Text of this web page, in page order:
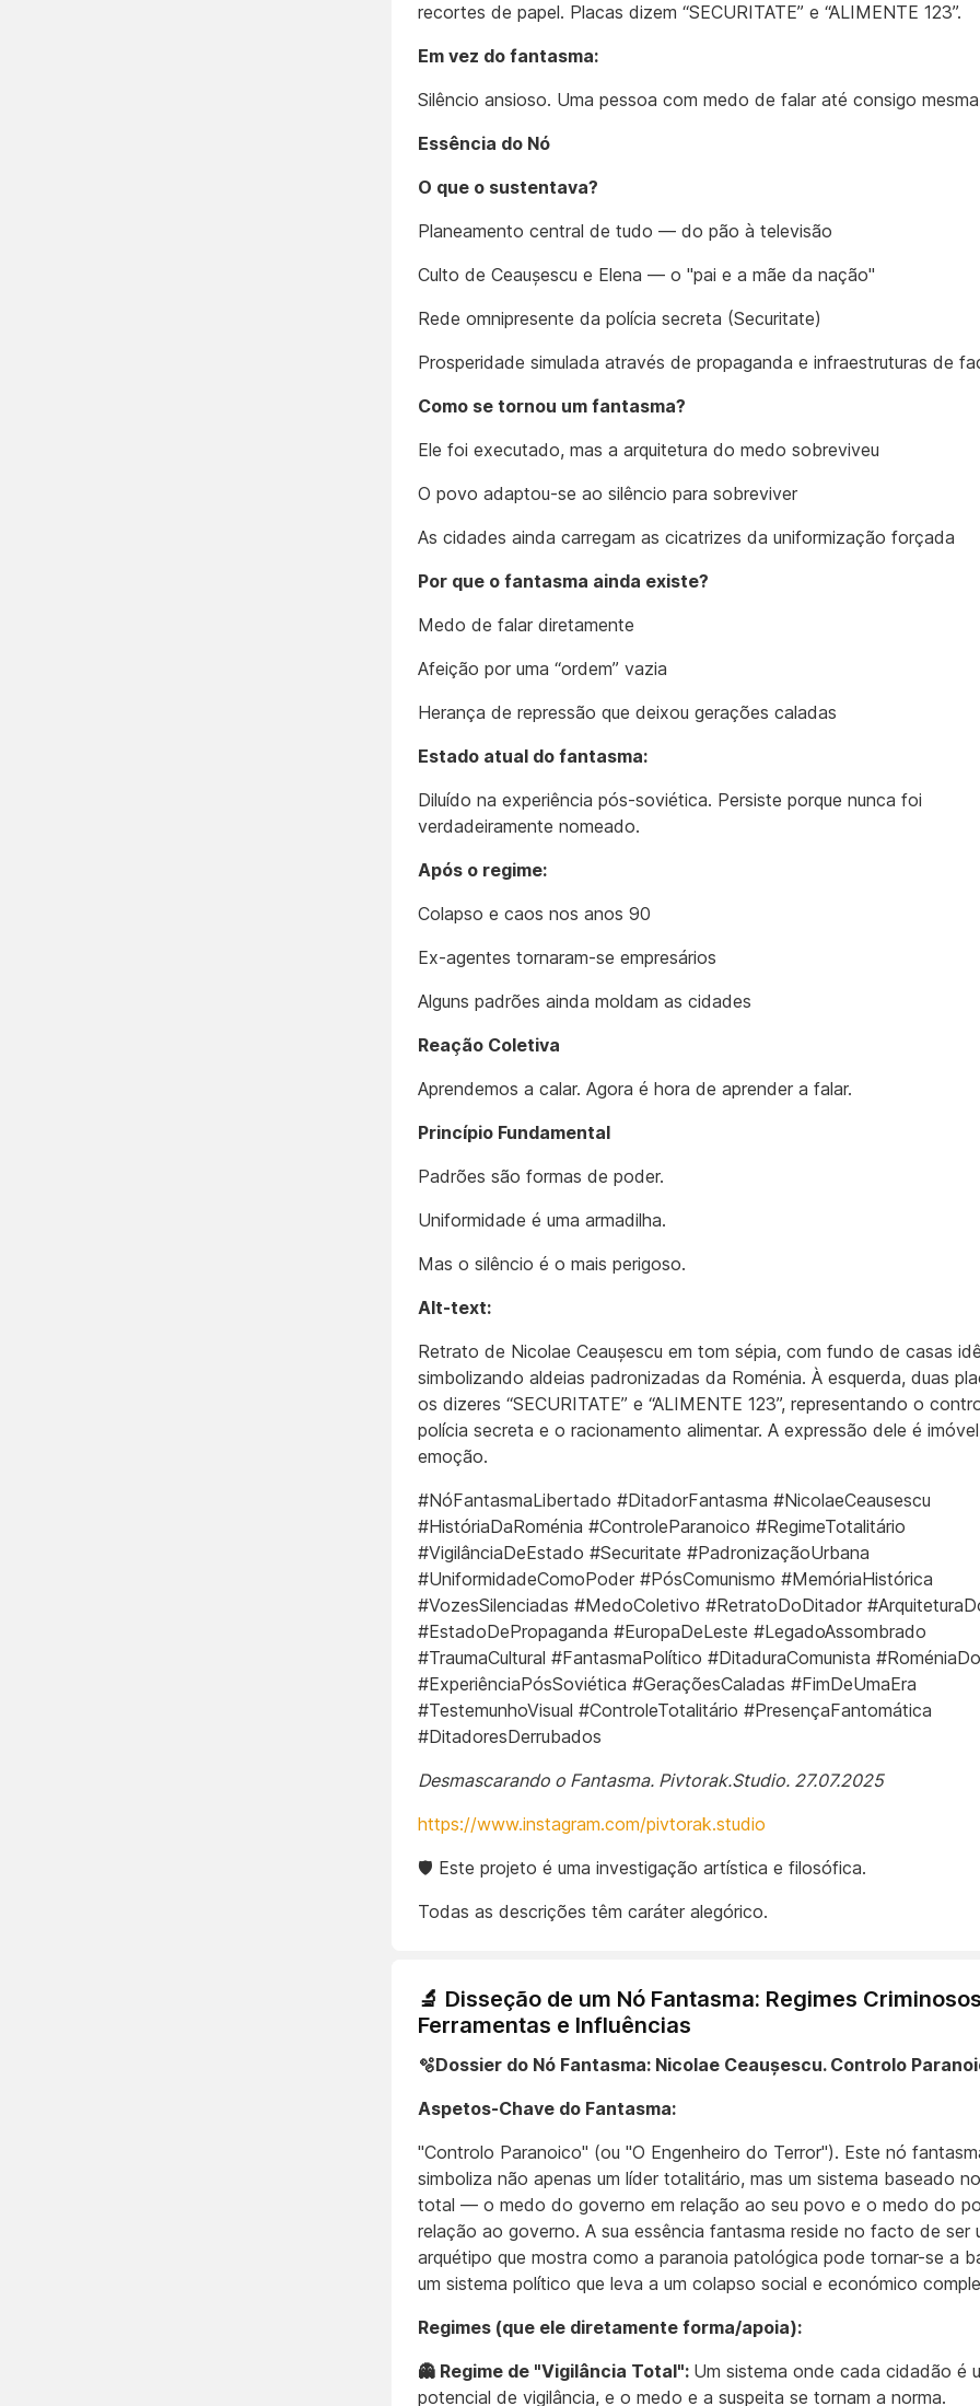
recortes de papel. Placas dizem “SECURITATE” e “ALIMENTE 123”.
Em vez do fantasma:
Silêncio ansioso. Uma pessoa com medo de falar até consigo
Essência do Nó
O que o sustentava?
Planeamento central de tudo — do pão à televisão
Culto de Ceaușescu e Elena — o "pai e a mãe da nação"
Rede omnipresente da polícia secreta (Securitate)
Prosperidade simulada através de propaganda e infraestruturas de
Como se tornou um fantasma?
Ele foi executado, mas a arquitetura do medo sobreviveu
O povo adaptou-se ao silêncio para sobreviver
As cidades ainda carregam as cicatrizes da uniformização forçada
Por que o fantasma ainda existe?
Medo de falar diretamente
Afeição por uma “ordem” vazia
Herança de repressão que deixou gerações caladas
Estado atual do fantasma:
Diluído na experiência pós-soviética. Persiste porque nunca foi
verdadeiramente nomeado.
Após o regime:
Colapso e caos nos anos 90
Ex-agentes tornaram-se empresários
Alguns padrões ainda moldam as cidades
Reação Coletiva
Aprendemos a calar. Agora é hora de aprender a falar.
Princípio Fundamental
Padrões são formas de poder.
Uniformidade é uma armadilha.
Mas o silêncio é o mais perigoso.
Alt-text:
Retrato de Nicolae Ceaușescu em tom sépia, com fundo de casas
simbolizando aldeias padronizadas da Roménia. À esquerda, duas
os dizeres “SECURITATE” e “ALIMENTE 123”, representando o
polícia secreta e o racionamento alimentar. A expressão dele é
emoção.
#NóFantasmaLibertado #DitadorFantasma #NicolaeCeausescu
#HistóriaDaRoménia #ControleParanoico #RegimeTotalitário
#VigilânciaDeEstado #Securitate #PadronizaçãoUrbana
#UniformidadeComoPoder #PósComunismo #MemóriaHistórica
#VozesSilenciadas #MedoColetivo #RetratoDoDitador
#EstadoDePropaganda #EuropaDeLeste #LegadoAssombrado
#TraumaCultural #FantasmaPolítico #DitaduraComunista
#ExperiênciaPósSoviética #GeraçõesCaladas #FimDeUmaEra
#TestemunhoVisual #ControleTotalitário #PresençaFantomática
#DitadoresDerrubados
Desmascarando o Fantasma. Pivtorak.Studio. 27.07.2025
https://www.instagram.com/pivtorak.studio
🛡️ Este projeto é uma investigação artística e filosófica.
Todas as descrições têm caráter alegórico.
🔬 Disseção de um Nó Fantasma: Regimes
Ferramentas e Influências
🫧Dossier do Nó Fantasma: Nicolae Ceaușescu. Controlo
Aspetos-Chave do Fantasma:
"Controlo Paranoico" (ou "O Engenheiro do Terror"). Este nó
simboliza não apenas um líder totalitário, mas um sistema baseado
total — o medo do governo em relação ao seu povo e o medo do
relação ao governo. A sua essência fantasma reside no facto de ser
arquétipo que mostra como a paranoia patológica pode tornar-se a
um sistema político que leva a um colapso social e económico
Regimes (que ele diretamente forma/apoia):
👻 Regime de "Vigilância Total": Um sistema onde cada cidadão é
potencial de vigilância, e o medo e a suspeita se tornam a norma.